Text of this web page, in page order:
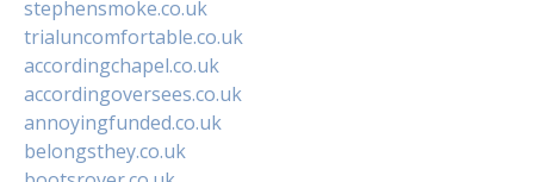
stephensmoke.co.uk
trialuncomfortable.co.uk
accordingchapel.co.uk
accordingoversees.co.uk
annoyingfunded.co.uk
belongsthey.co.uk